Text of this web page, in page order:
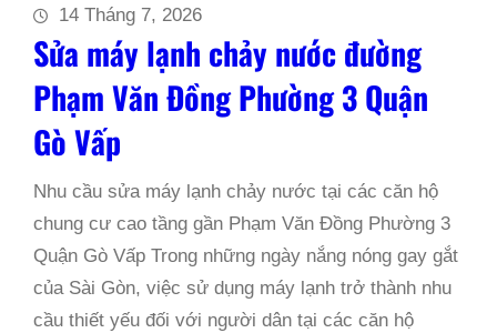
14 Tháng 7, 2026
Sửa máy lạnh chảy nước đường
Phạm Văn Đồng Phường 3 Quận
Gò Vấp
Nhu cầu sửa máy lạnh chảy nước tại các căn hộ
chung cư cao tầng gần Phạm Văn Đồng Phường 3
Quận Gò Vấp Trong những ngày nắng nóng gay gắt
của Sài Gòn, việc sử dụng máy lạnh trở thành nhu
cầu thiết yếu đối với người dân tại các căn hộ